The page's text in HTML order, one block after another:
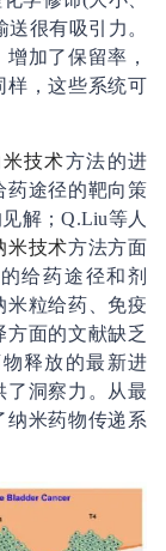
很有吸引力。
加了保留率，
样，这些系统可
技术方法的进
药途径的靶向策
解；Q.Liu等人
米技术方法方面
给药途径和剂
米粒给药、免疫
面的文献缺乏
释放的最新进
了洞察力。从最
纳米药物传递系